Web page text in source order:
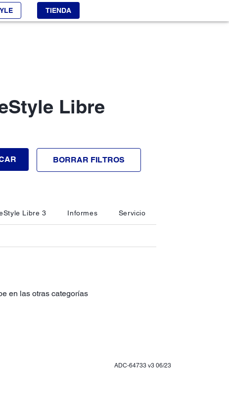
TIENDA
Libre
BORRAR FILTROS
Libre 3 Informes Servicio
en las otras categorías
ADC-64733 v3 06/23